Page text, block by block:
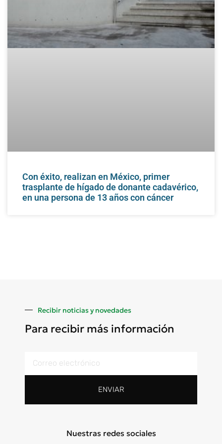
Con éxito, realizan en México, primer
trasplante de hígado de donante cadavérico,
en una persona de 13 años con cáncer
Recibir noticias y novedades
Para recibir más información
ENVIAR
Nuestras redes sociales